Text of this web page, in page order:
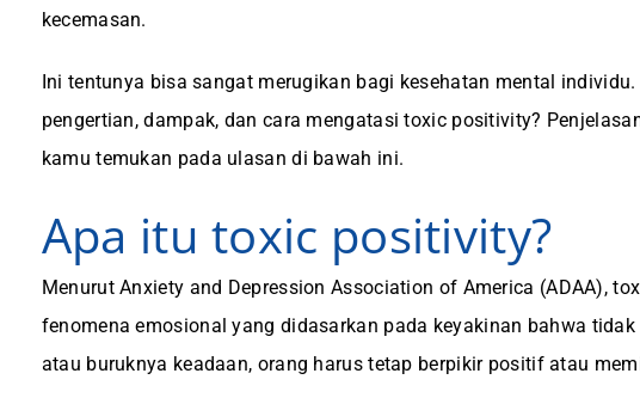
kecemasan.
Ini tentunya bisa sangat merugikan bagi kesehatan mental individu.
pengertian, dampak, dan cara mengatasi toxic positivity?
kamu temukan pada ulasan di bawah ini.
Apa itu toxic positivity?
Menurut Anxiety and Depression Association of America (ADAA),
fenomena emosional yang didasarkan pada keyakinan bahwa
atau buruknya keadaan, orang harus tetap berpikir positif atau